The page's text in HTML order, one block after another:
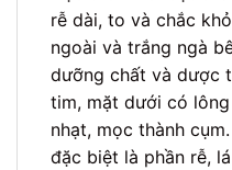
rễ dài, to và chắc
ngoài và trắng ngà
dưỡng chất và dược
tim, mặt dưới có
nhạt, mọc thành
đặc biệt là phần rễ,